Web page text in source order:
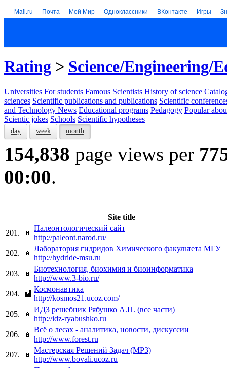
Mail.ru Почта Мой Мир Одноклассники ВКонтакте Игры
Rating > Science/Engineering/
Universities For students Famous Scientists History of science
sciences Scientific publications and publications Scientific
and Technology News Educational programs Pedagogy Popular
Scientic jokes Schools Scientific hypotheses
day week month
154,838 page views per
00:00.
Site title
201.
Палеонтологический сайт
http://paleont.narod.ru/
202.
Лаборатория гидридов Химического факультета МГУ
http://hydride-msu.ru
203.
Биотехнология, биохимия и биоинформатика
http://www.3-bio.ru/
204.
Космонавтика
http://kosmos21.ucoz.com/
205.
ИДЗ решебник Рябушко А.П. (все части)
http://idz-ryabushko.ru
206.
Всё о лесах - аналитика, новости, дискуссии
http://www.forest.ru
207.
Мастерская Решений Задач (MP3)
http://www.bovali.ucoz.ru